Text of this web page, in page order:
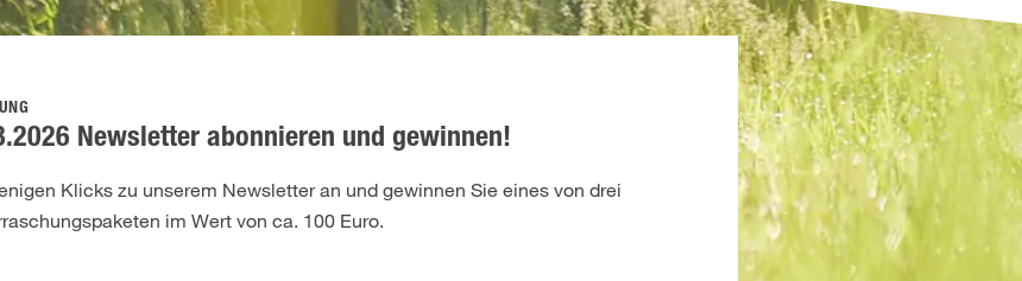
Newsletter abonnieren und gewinnen!
Klicks zu unserem Newsletter an und gewinnen Sie eines von drei
im Wert von ca. 100 Euro.